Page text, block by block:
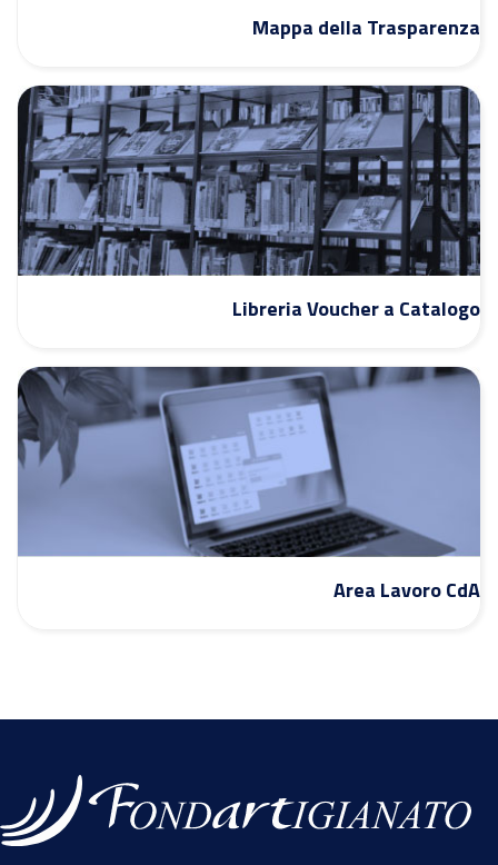
Mappa della Trasparenza
Libreria Voucher a Catalogo
Area Lavoro CdA